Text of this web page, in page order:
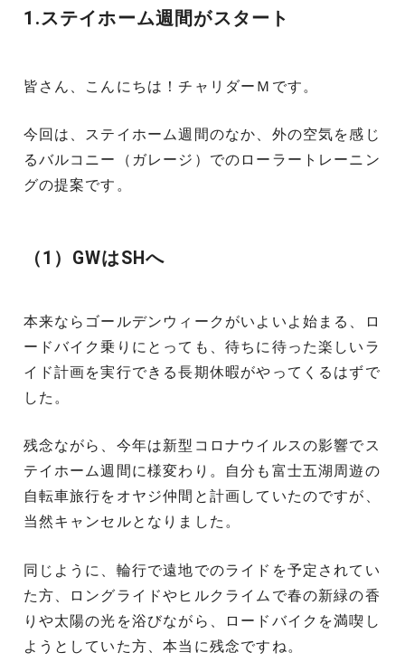
1.ステイホーム週間がスタート
皆さん、こんにちは！チャリダーＭです。
今回は、ステイホーム週間のなか、外の空気を感じ
るバルコニー（ガレージ）でのローラートレーニン
グの提案です。
（1）GWはSHへ
本来ならゴールデンウィークがいよいよ始まる、ロ
ードバイク乗りにとっても、待ちに待った楽しいラ
イド計画を実行できる長期休暇がやってくるはずで
した。
残念ながら、今年は新型コロナウイルスの影響でス
テイホーム週間に様変わり。自分も富士五湖周遊の
自転車旅行をオヤジ仲間と計画していたのですが、
当然キャンセルとなりました。
同じように、輪行で遠地でのライドを予定されてい
た方、ロングライドやヒルクライムで春の新緑の香
りや太陽の光を浴びながら、ロードバイクを満喫し
ようとしていた方、本当に残念ですね。